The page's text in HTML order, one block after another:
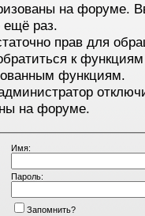
на форуме.
ещё раз.
прав для
к
функциям.
на форуме.
Имя:
Пароль:
Запомнить?